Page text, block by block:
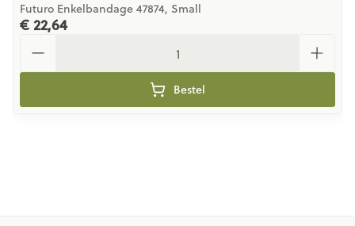
Futuro Enkelbandage 47874, Small
€ 22,64
Bestel